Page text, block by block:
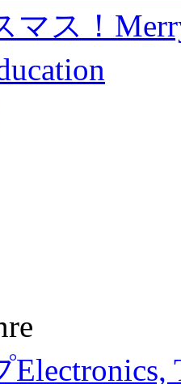
マス！
Electronics,